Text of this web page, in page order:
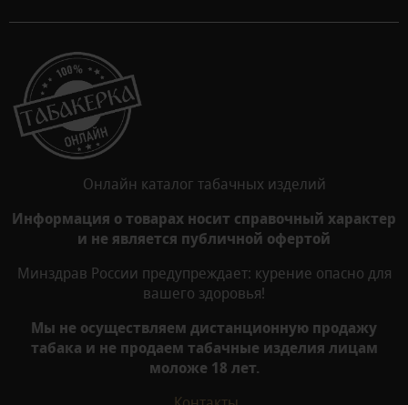
Онлайн каталог табачных изделий
Информация о товарах носит справочный характер
и не является публичной офертой
Минздрав России предупреждает: курение опасно для
вашего здоровья!
Мы не осуществляем дистанционную продажу
табака и не продаем табачные изделия лицам
моложе 18 лет.